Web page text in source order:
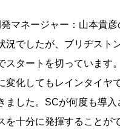
マネージャー：山本貴彦
況でしたが、ブリヂス
スタートを切っていま
変化してもレインタイヤ
ました。SCが何度も導
十分に発揮することが